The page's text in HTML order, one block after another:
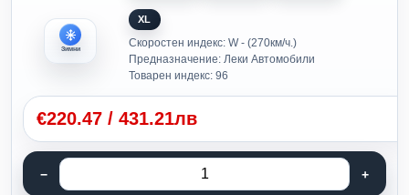
Зимни
XL
Скоростен индекс: W - (270км/ч.)
Предназначение: Леки Автомобили
Товарен индекс: 96
€220.47 / 431.21лв